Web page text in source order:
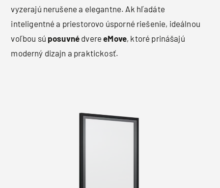
vyzerajú nerušene a elegantne. Ak hľadáte
inteligentné a priestorovo úsporné riešenie, ideálnou
voľbou sú posuvné dvereeMove, ktoré prinášajú
moderný dizajn a praktickosť.